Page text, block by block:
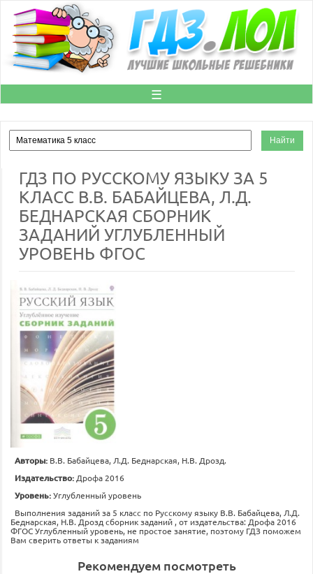
☰
ГДЗ ПО РУССКОМУ ЯЗЫКУ ЗА 5
КЛАСС В.В. БАБАЙЦЕВА, Л.Д.
БЕДНАРСКАЯ СБОРНИК
ЗАДАНИЙ УГЛУБЛЕННЫЙ
УРОВЕНЬ ФГОС
Авторы: В.В. Бабайцева, Л.Д. Беднарская, Н.В. Дрозд.
Издательство: Дрофа 2016
Уровень:Углубленный уровень
Выполнения заданий за 5 класс по Русскому языку В.В. Бабайцева, Л.Д.
Беднарская, Н.В. Дрозд сборник заданий , от издательства: Дрофа 2016
ФГОС Углубленный уровень, не простое занятие, поэтому ГДЗ поможем
Вам сверить ответы к заданиям
Рекомендуем посмотреть